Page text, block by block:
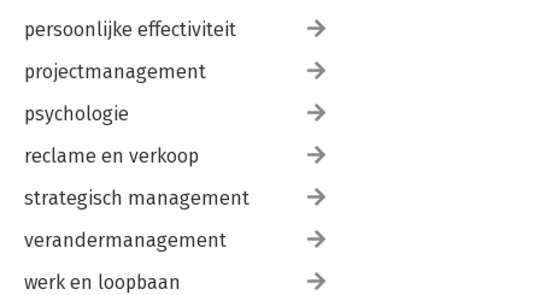
persoonlijke effectiviteit
projectmanagement
psychologie
reclame en verkoop
strategisch management
verandermanagement
werk en loopbaan